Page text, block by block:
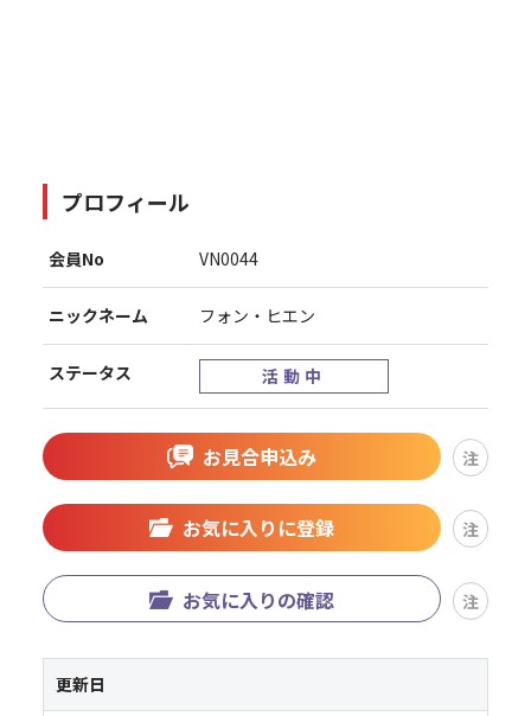
プロフィール
会員No VN0044
ニックネーム フォン・ヒエン
ステータス 活動中
お見合申込み 注
お気に入りに登録 注
お気に入りの確認 注
更新日